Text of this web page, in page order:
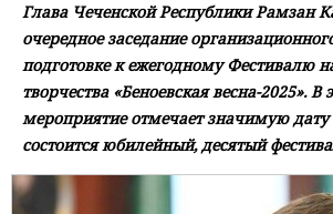
Глава Чеченской Республики Рамзан
очередное заседание
подготовке к ежегодному Фестивалю
творчества «Беноевская весна-2025». В
мероприятие отмечает значимую
состоится юбилейный, десятый